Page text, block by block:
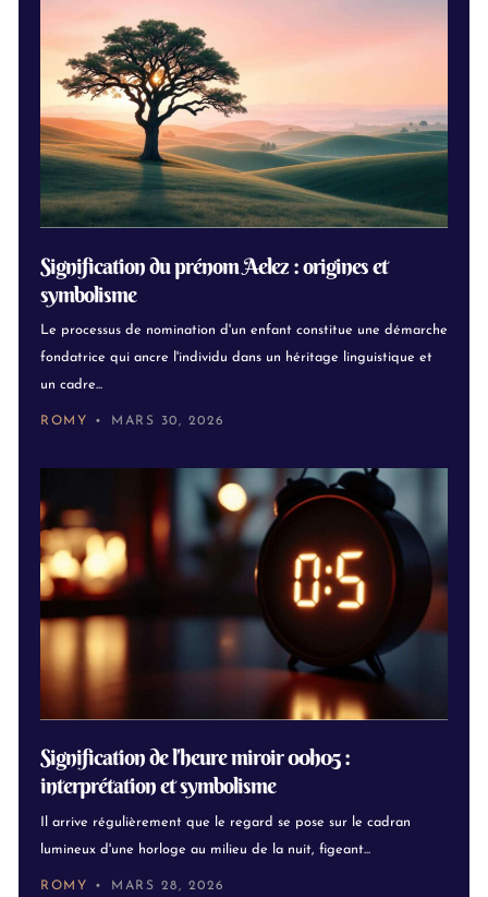
Signification du prénom Aelez : origines et
symbolisme
Le processus de nomination d'un enfant constitue une démarche
fondatrice qui ancre l'individu dans un héritage linguistique et
un cadre...
ROMY MARS 30, 2026
Signification de l’heure miroir 00h05 :
interprétation et symbolisme
Il arrive régulièrement que le regard se pose sur le cadran
lumineux d'une horloge au milieu de la nuit, figeant...
ROMY MARS 28, 2026